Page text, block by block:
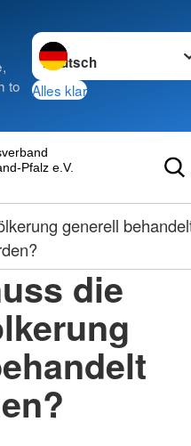
to
Sprache wechseln zu
Alles klar
Pfalz e.V.
die